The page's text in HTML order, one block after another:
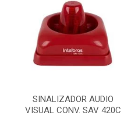
SINALIZADOR AUDIO
VISUAL CONV. SAV 420C